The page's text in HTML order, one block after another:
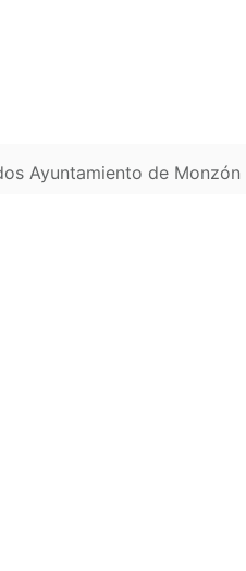
Ayuntamiento de Monzón